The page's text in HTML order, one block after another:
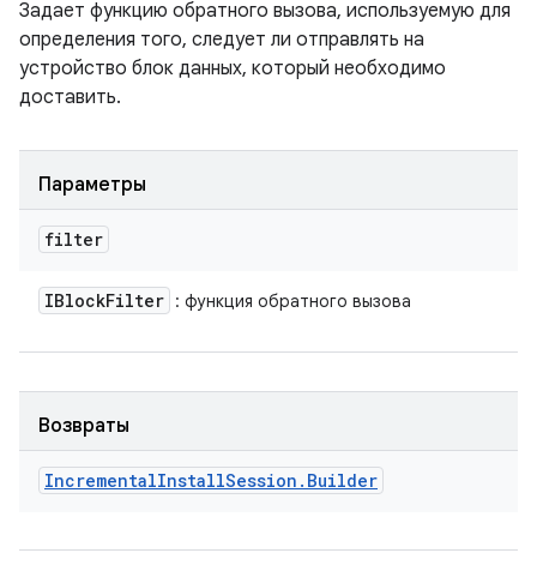
Задает функцию обратного вызова, используемую для
определения того, следует ли отправлять на
устройство блок данных, который необходимо
доставить.
Параметры
filter
IBlockFilter : функция обратного вызова
Возвраты
IncrementalInstallSession . Builder